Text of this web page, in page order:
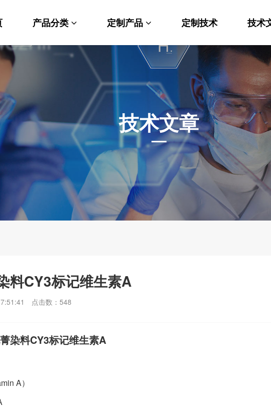
产品分类
材料科学
生命科学
发光材料
功能性化学
分析化学
其他产品
定制产品
纳米材料定制
PEG衍生物
荧光标记定制
MOF材料定制
小分子定制
多肽定制
其他材料定制
定制技术 技术
技术文章
料CY3标记维生素A
点击数： 548
染料CY3标记维生素A
A）